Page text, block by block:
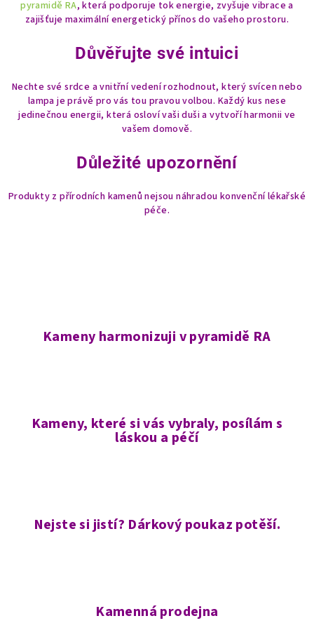
pyramidě RA, která podporuje tok energie, zvyšuje vibrace a
zajišťuje maximální energetický přínos do vašeho prostoru.
Důvěřujte své intuici
Nechte své srdce a vnitřní vedení rozhodnout, který svícen nebo
lampa je právě pro vás tou pravou volbou. Každý kus nese
jedinečnou energii, která osloví vaši duši a vytvoří harmonii ve
vašem domově.
Důležité upozornění
Produkty z přírodních kamenů nejsou náhradou konvenční lékařské
péče.
Kameny harmonizuji v pyramidě RA
Kameny, které si vás vybraly, posílám s
láskou a péčí
Nejste si jistí? Dárkový poukaz potěší.
Kamenná prodejna